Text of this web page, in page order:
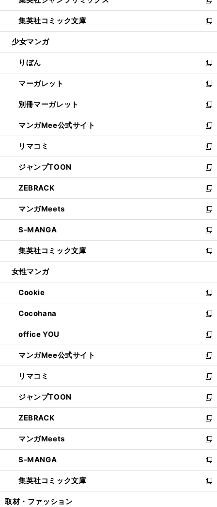
開
く
ウ
で
開
ン
ド
ウ
開
く
ウ
ィ
ン
ウ
で
開
く
新
し
い
ウ
ン
ド
ウ
で
開
く
集英社コミック文庫
新
し
ウ
ィ
ン
ド
ウ
で
開
く
少女マンガ
りぼん
新
し
い
ウ
ィ
ン
ド
ウ
で
開
く
マーガレット
新
し
い
ウ
ィ
ン
ド
ウ
で
開
く
別冊マーガレット
新
し
い
ウ
ィ
ン
ド
ウ
で
開
く
マンガMee公式サイト
新
し
い
ウ
ィ
ン
ド
ウ
で
開
く
リマコミ
新
し
い
ウ
ィ
ン
ド
ウ
で
開
く
ジャンプTOON
新
し
い
ウ
ィ
ン
ド
ウ
で
開
ZEBRACK
新
し
い
ウ
ィ
ン
ド
ウ
開
く
マンガMeets
新
し
い
ウ
ィ
ン
ウ
で
開
く
S-MANGA
新
し
い
ウ
ン
ド
ウ
で
開
く
集英社コミック文庫
新
し
ウ
ィ
ン
ド
ウ
で
開
く
女性マンガ
Cookie
新
し
い
ウ
ィ
ン
ド
ウ
で
開
く
Cocohana
新
し
い
ウ
ィ
ン
ド
ウ
で
開
く
office YOU
新
し
い
ウ
ィ
ン
ド
ウ
で
開
く
マンガMee公式サイト
新
し
い
ウ
ィ
ン
ド
ウ
で
開
く
リマコミ
新
し
い
ウ
ィ
ン
ド
ウ
で
開
く
ジャンプTOON
新
し
い
ウ
ィ
ン
ド
ウ
で
開
ZEBRACK
新
し
い
ウ
ィ
ン
ド
ウ
マンガMeets
新
し
い
ウ
ィ
ン
S-MANGA
新
し
い
ウ
集英社コミック文庫
新
し
取材・ファッション